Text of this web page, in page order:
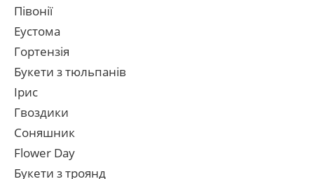
Півонії
Еустома
Гортензія
Букети з тюльпанів
Ірис
Гвоздики
Соняшник
Flower Day
Букети з троянд